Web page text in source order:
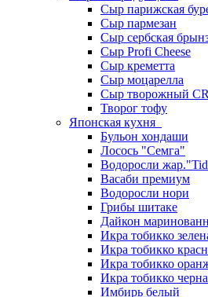
Сыр парижская
Сыр пармезан
Сыр сербская
Сыр Profi Cheese
Сыр креметта
Сыр моцарелла
Сыр творожный
Творог тофу
Японская кухня
Бульон хондаши
Лосось "Семга"
Водоросли
Васаби премиум
Водоросли нори
Грибы шитаке
Дайкон
Икра тобикко
Икра тобикко
Икра тобикко
Икра тобикко
Имбирь белый